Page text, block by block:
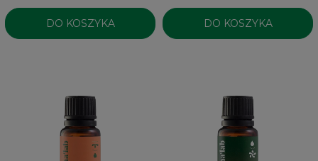
DO KOSZYKA DO KOSZYKA